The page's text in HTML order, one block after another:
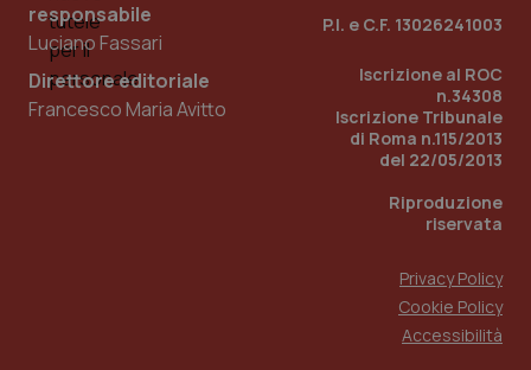
responsabile
Luciano Fassari
Direttore editoriale
Francesco Maria Avitto
P.I. e C.F. 13026241003
Iscrizione al ROC
n.34308
Iscrizione Tribunale
di Roma n.115/2013
del 22/05/2013
Riproduzione
riservata
Privacy Policy
Cookie Policy
Accessibilità
.quotidianosanita.it
1
mese